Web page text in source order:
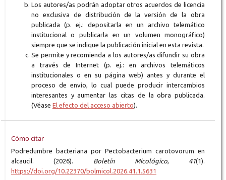
Los autores/as podrán adoptar otros acuerdos de licencia
no exclusiva de distribución de la versión de la obra
publicada (p. ej.: depositarla en un archivo telemático
institucional o publicarla en un volumen monográfico)
siempre que se indique la publicación inicial en esta revista.
Se permite y recomienda a los autores/as difundir su obra
a través de Internet (p. ej.: en archivos telemáticos
institucionales o en su página web) antes y durante el
proceso de envío, lo cual puede producir intercambios
interesantes y aumentar las citas de la obra publicada.
(Véase El efecto del acceso abierto).
Cómo citar
Podredumbre bacteriana por Pectobacterium carotovorum en
alcaucil. (2026). Boletín Micológico, 41(1).
https://doi.org/10.22370/bolmicol.2026.41.1.5631